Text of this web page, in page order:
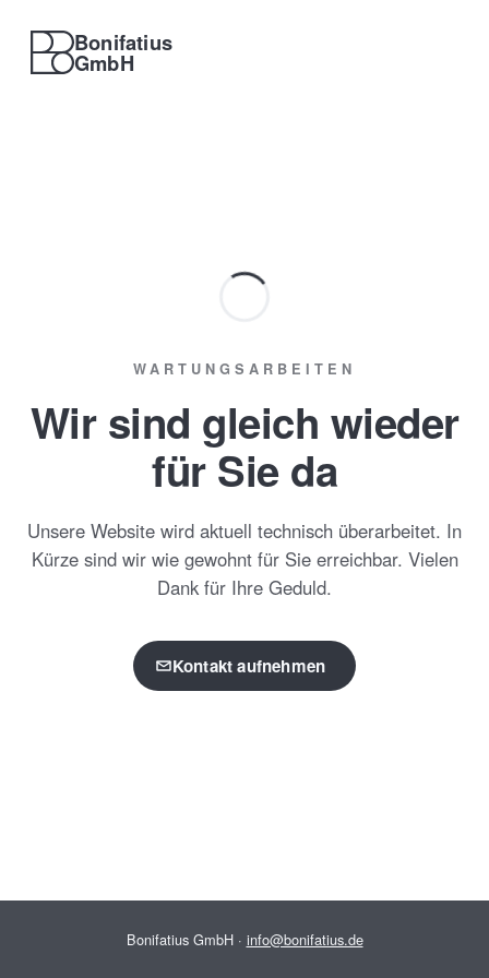
Bonifatius
GmbH
WARTUNGSARBEITEN
Wir sind gleich wieder
für Sie da
Unsere Website wird aktuell technisch überarbeitet. In
Kürze sind wir wie gewohnt für Sie erreichbar. Vielen
Dank für Ihre Geduld.
Kontakt aufnehmen
Bonifatius GmbH · info@bonifatius.de